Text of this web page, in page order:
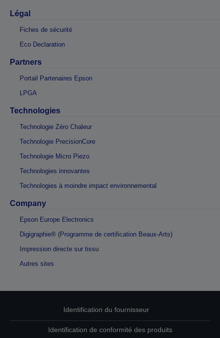
Légal
Fiches de sécurité
Eco Declaration
Partners
Portail Partenaires Epson
LPGA
Technologies
Technologie Zéro Chaleur
Technologie PrecisionCore
Technologie Micro Piezo
Technologies innovantes
Technologies à moindre impact environnemental
Company
Epson Europe Electronics
Digigraphie® (Programme de certification Beaux-Arts)
Impression directe sur tissu
Autres sites
Identification du fournisseur
Identification de conformité des produits